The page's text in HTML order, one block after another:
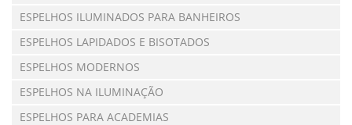
ESPELHOS ILUMINADOS PARA BANHEIROS
ESPELHOS LAPIDADOS E BISOTADOS
ESPELHOS MODERNOS
ESPELHOS NA ILUMINAÇÃO
ESPELHOS PARA ACADEMIAS